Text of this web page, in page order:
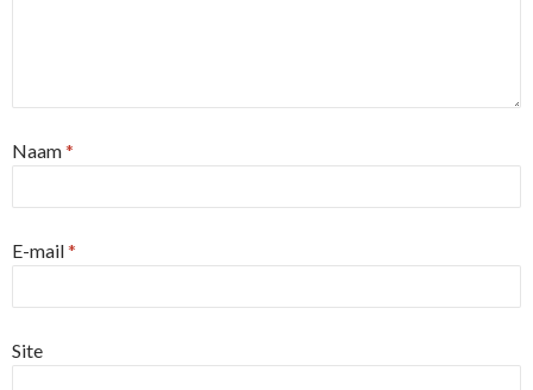
Naam*
E-mail*
Site